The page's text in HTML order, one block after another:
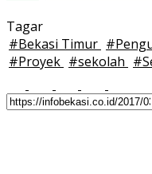
Tagar
#Bekasi Timur #
#Proyek #sekolah #